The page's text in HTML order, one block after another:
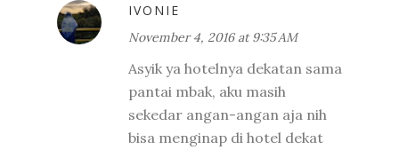
IVONIE
November 4, 2016 at 9:35 AM
Asyik ya hotelnya dekatan sama
pantai mbak, aku masih
sekedar angan-angan aja nih
bisa menginap di hotel dekat